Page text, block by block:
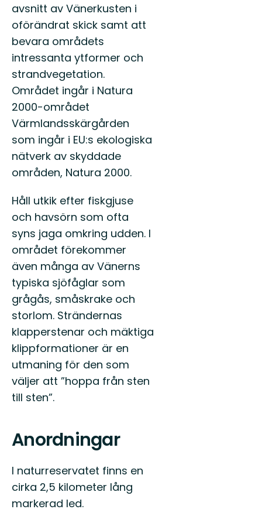
avsnitt av Vänerkusten i
oförändrat skick samt att
bevara områdets
intressanta ytformer och
strandvegetation.
Området ingår i Natura
2000-området
Värmlandsskärgården
som ingår i EU:s ekologiska
nätverk av skyddade
områden, Natura 2000.
Håll utkik efter fiskgjuse
och havsörn som ofta
syns jaga omkring udden. I
området förekommer
även många av Vänerns
typiska sjöfåglar som
grågås, småskrake och
storlom. Strändernas
klapperstenar och mäktiga
klippformationer är en
utmaning för den som
väljer att ”hoppa från sten
till sten”.
Anordningar
I naturreservatet finns en
cirka 2,5 kilometer lång
markerad led.